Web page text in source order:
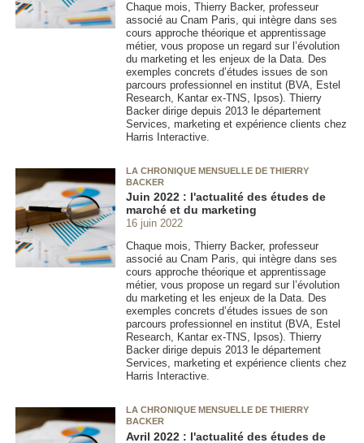
Chaque mois, Thierry Backer, professeur
associé au Cnam Paris, qui intègre dans ses
cours approche théorique et apprentissage
métier, vous propose un regard sur l’évolution
du marketing et les enjeux de la Data. Des
exemples concrets d’études issues de son
parcours professionnel en institut (BVA, Estel
Research, Kantar ex-TNS, Ipsos). Thierry
Backer dirige depuis 2013 le département
Services, marketing et expérience clients chez
Harris Interactive.
LA CHRONIQUE MENSUELLE DE THIERRY
BACKER
Juin 2022 : l'actualité des études de
marché et du marketing
16 juin 2022
Chaque mois, Thierry Backer, professeur
associé au Cnam Paris, qui intègre dans ses
cours approche théorique et apprentissage
métier, vous propose un regard sur l’évolution
du marketing et les enjeux de la Data. Des
exemples concrets d’études issues de son
parcours professionnel en institut (BVA, Estel
Research, Kantar ex-TNS, Ipsos). Thierry
Backer dirige depuis 2013 le département
Services, marketing et expérience clients chez
Harris Interactive.
LA CHRONIQUE MENSUELLE DE THIERRY
BACKER
Avril 2022 : l'actualité des études de